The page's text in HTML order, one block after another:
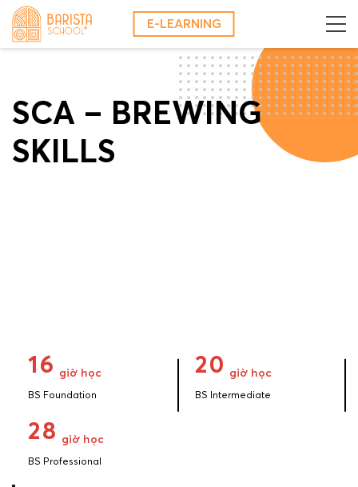
Skip
content
E-LEARNING
SCA – BREWING
SKILLS
16 giờ học
BS Foundation
20 giờ học
BS Intermediate
28 giờ học
BS Professional